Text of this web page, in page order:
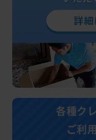
各種ク
ご利